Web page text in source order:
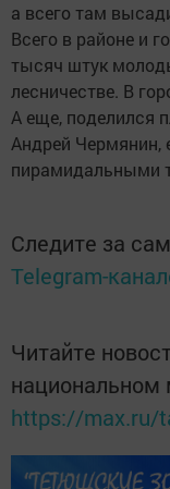
а всего там
Всего в районе и
тысяч штук
лесничестве. В
А еще, поделился
Андрей Чермянин,
пирамидальными
Следите за
Telegram-
Читайте
https://max.ru/